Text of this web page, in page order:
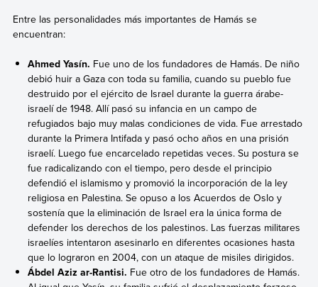
Entre las personalidades más importantes de Hamás se
encuentran:
Ahmed Yasín. Fue uno de los fundadores de Hamás. De niño
debió huir a Gaza con toda su familia, cuando su pueblo fue
destruido por el ejército de Israel durante la guerra árabe-
israelí de 1948. Allí pasó su infancia en un campo de
refugiados bajo muy malas condiciones de vida. Fue arrestado
durante la Primera Intifada y pasó ocho años en una prisión
israelí. Luego fue encarcelado repetidas veces. Su postura se
fue radicalizando con el tiempo, pero desde el principio
defendió el islamismo y promovió la incorporación de la ley
religiosa en Palestina. Se opuso a los Acuerdos de Oslo y
sostenía que la eliminación de Israel era la única forma de
defender los derechos de los palestinos. Las fuerzas militares
israelíes intentaron asesinarlo en diferentes ocasiones hasta
que lo lograron en 2004, con un ataque de misiles dirigidos.
Ábdel Aziz ar-Rantisi. Fue otro de los fundadores de Hamás.